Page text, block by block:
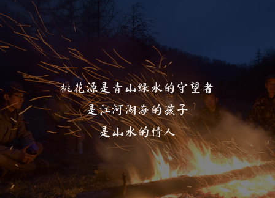
桃花源是青山绿水的守望者
是江河湖海的孩子
是山水的情人